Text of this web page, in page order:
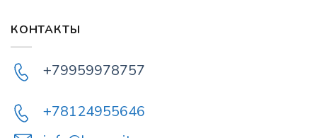
КОНТАКТЫ
+79959978757
+78124955646